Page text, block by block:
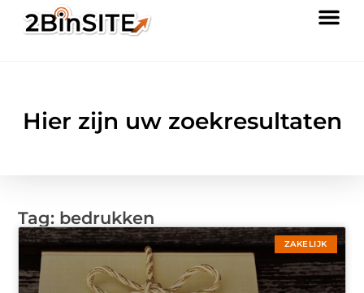
Hier zijn uw zoekresultaten
Tag: bedrukken
ZAKELIJK